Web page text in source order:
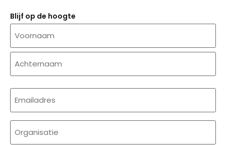
Blijf op de hoogte
Naam
E-
mailadres
Organisatie